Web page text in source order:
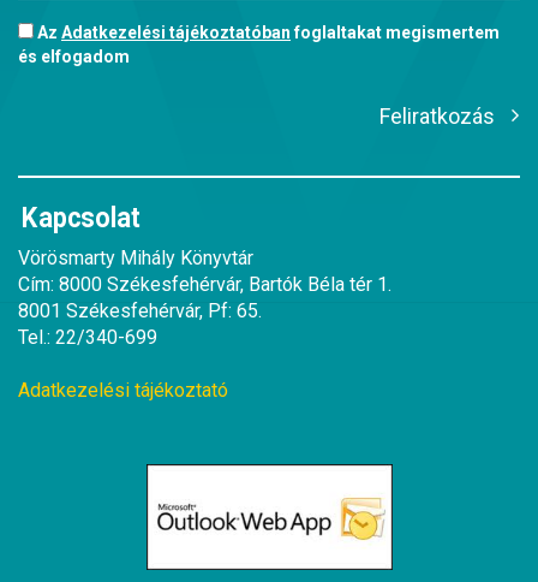
Az Adatkezelési tájékoztatóbanfoglaltakat megismertem
és elfogadom
Feliratkozás
Kapcsolat
Vörösmarty Mihály Könyvtár
Cím: 8000 Székesfehérvár, Bartók Béla tér 1.
8001 Székesfehérvár, Pf: 65.
Tel.: 22/340-699
Adatkezelési tájékoztató